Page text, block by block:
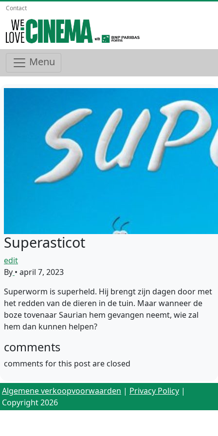
Contact
Menu
Superasticot
edit
By • april 7, 2023
Superworm is superheld. Hij brengt zijn dagen door met
het redden van de dieren in de tuin. Maar wanneer de
boze tovenaar Saurian hem gevangen neemt, wie zal
hem dan kunnen helpen?
comments
comments for this post are closed
Algemene verkoopvoorwaarden | Privacy Policy |
Copyright 2026